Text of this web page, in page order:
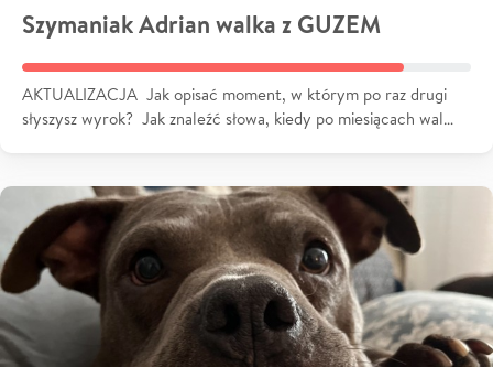
Szymaniak Adrian walka z GUZEM
AKTUALIZACJA Jak opisać moment, w którym po raz drugi
słyszysz wyrok? Jak znaleźć słowa, kiedy po miesiącach wal…